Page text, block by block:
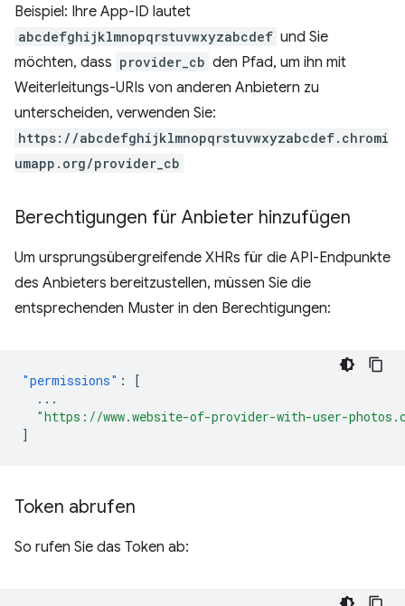
Beispiel: Ihre App-ID lautet
abcdefghijklmnopqrstuvwxyzabcdef und Sie
möchten, dass provider_cb den Pfad, um ihn mit
Weiterleitungs-URIs von anderen Anbietern zu
unterscheiden, verwenden Sie:
https://abcdefghijklmnopqrstuvwxyzabcdef.chromi
umapp.org/provider_cb
Berechtigungen für Anbieter hinzufügen
Um ursprungsübergreifende XHRs für die API-Endpunkte
des Anbieters bereitzustellen, müssen Sie die
entsprechenden Muster in den Berechtigungen:
"permissions" :
[
...
"https://www.website-of-provider-with-user-
]
Token abrufen
So rufen Sie das Token ab: